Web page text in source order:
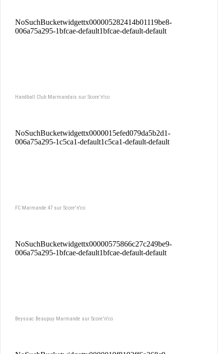
Handball Club Marmandais sur Score'n'co
FC Marmande 47 sur Score'n'co
Beyssac Beaupuy Marmande sur Score'n'co